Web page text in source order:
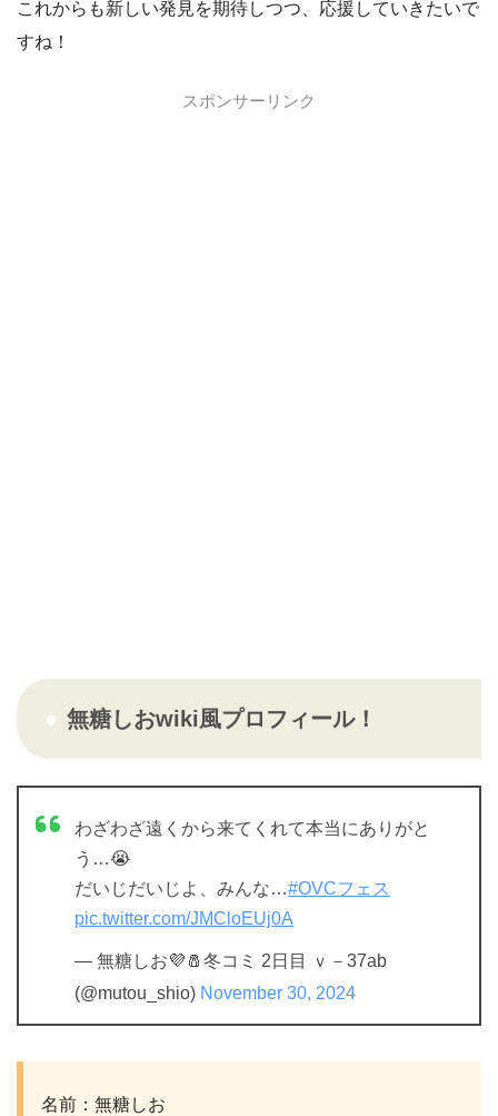
これからも新しい発見を期待しつつ、応援していきたいで
すね！
スポンサーリンク
無糖しおwiki風プロフィール！
わざわざ遠くから来てくれて本当にありがと
う…😭
だいじだいじよ、みんな…#OVCフェス
pic.twitter.com/JMCloEUj0A
— 無糖しお💜🧂冬コミ 2日目 ｖ－37ab
(@mutou_shio) November 30, 2024
名前：無糖しお